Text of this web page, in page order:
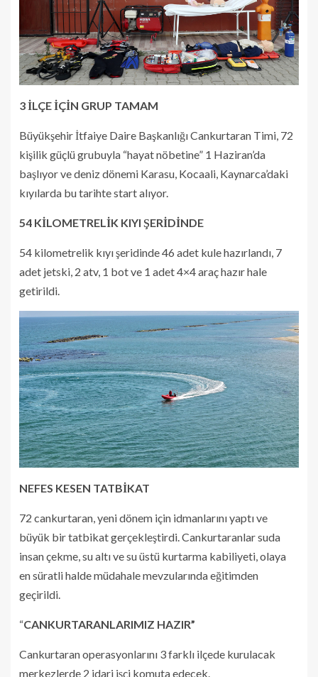
3 İLÇE İÇİN GRUP TAMAM
Büyükşehir İtfaiye Daire Başkanlığı Cankurtaran Timi, 72
kişilik güçlü grubuyla “hayat nöbetine” 1 Haziran’da
başlıyor ve deniz dönemi Karasu, Kocaali, Kaynarca’daki
kıyılarda bu tarihte start alıyor.
54 KİLOMETRELİK KIYI ŞERİDİNDE
54 kilometrelik kıyı şeridinde 46 adet kule hazırlandı, 7
adet jetski, 2 atv, 1 bot ve 1 adet 4×4 araç hazır hale
getirildi.
NEFES KESEN TATBİKAT
72 cankurtaran, yeni dönem için idmanlarını yaptı ve
büyük bir tatbikat gerçekleştirdi. Cankurtaranlar suda
insan çekme, su altı ve su üstü kurtarma kabiliyeti, olaya
en süratli halde müdahale mevzularında eğitimden
geçirildi.
“CANKURTARANLARIMIZ HAZIR”
Cankurtaran operasyonlarını 3 farklı ilçede kurulacak
merkezlerde 2 idari işçi komuta edecek.